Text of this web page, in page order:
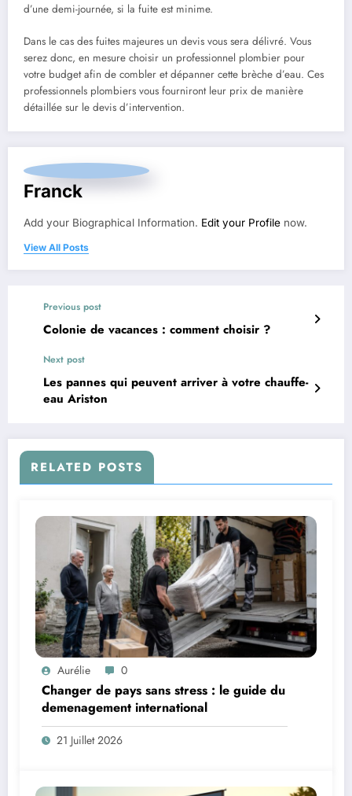
d’une demi-journée, si la fuite est minime.
Dans le cas des fuites majeures un devis vous sera délivré. Vous
serez donc, en mesure choisir un professionnel plombier pour
votre budget afin de combler et dépanner cette brèche d’eau. Ces
professionnels plombiers vous fourniront leur prix de manière
détaillée sur le devis d’intervention.
Franck
Add your Biographical Information. Edit your Profile now.
View All Posts
Previous post
Colonie de vacances : comment choisir ?
Next post
Les pannes qui peuvent arriver à votre chauffe-
eau Ariston
RELATED POSTS
Aurélie 0
Changer de pays sans stress : le guide du
demenagement international
21 Juillet 2026